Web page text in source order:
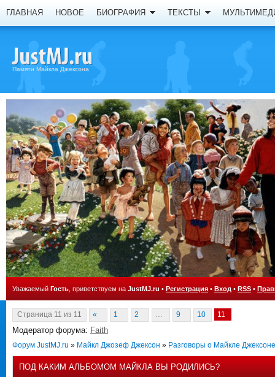
ГЛАВНАЯ НОВОЕ БИОГРАФИЯ ТЕКСТЫ
Памяти Майкла Джексона
Уважаемый Гость , приветствуем на JustMJ.ru • Регистрация • Вход • RSS •
Страница 11 из 11 « 1 2 … 9 10 11
Модератор форума: Faith
Форум JustMJ.ru » Майкл Джозеф Джексон » Разговоры о Майкле Джексоне
ПОД КАКИМ АЛЬБОМОМ МАЙКЛА ВЫ РОДИЛИСЬ?